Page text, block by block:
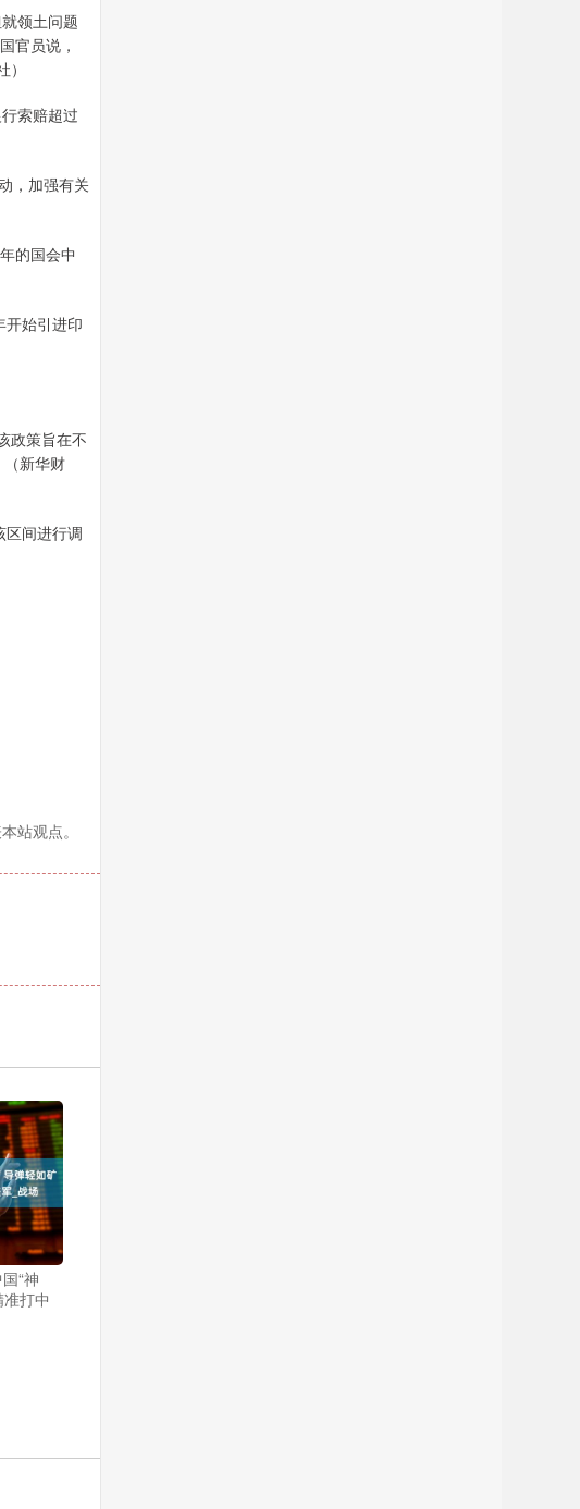
领土问题
官员说，
索赔超过
，加强有关
的国会中
始引进印
政策旨在不
新华财
间进行调
站观点。
“神
打中